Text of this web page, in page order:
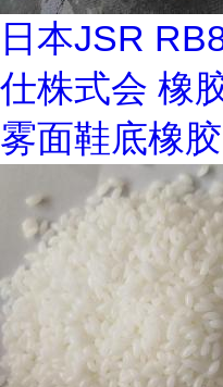
日本JSR
仕株式会 橡
雾面鞋底橡胶